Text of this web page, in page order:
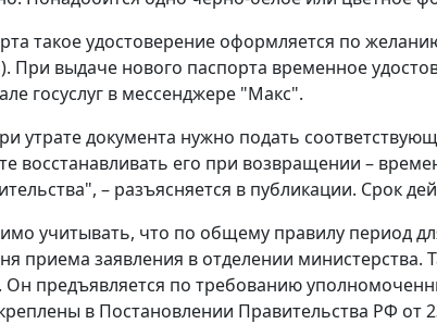
такое удостоверение оформляется по
При выдаче нового паспорта временное
госуслуг в мессенджере "Макс".
утрате документа нужно подать
восстанавливать его при возвращении –
– разъясняется в публикации. Срок
учитывать, что по общему правилу период
приема заявления в отделении
Он предъявляется по требованию
в Постановлении Правительства РФ от